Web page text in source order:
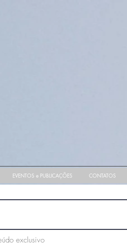
EVENTOS e PUBLICAÇÕES CONTATOS
exclusivo